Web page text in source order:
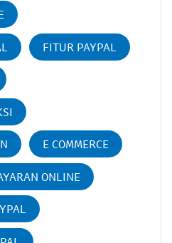
FITUR PAYPAL
E COMMERCE
ONLINE